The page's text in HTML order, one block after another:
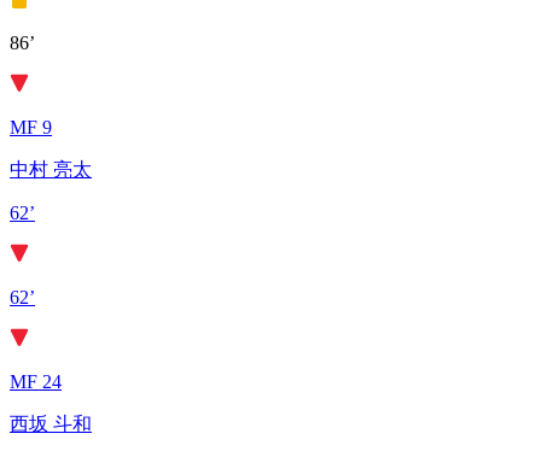
86’
MF 9
中村 亮太
62’
62’
MF 24
西坂 斗和